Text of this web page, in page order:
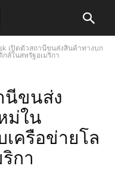
เปิดตัวสถานีขนส่งสินค้าทางบก
ส์ในสหรัฐอเมริกา
นีขนส่ง
ม่ใน
เครือข่ายโล
กา